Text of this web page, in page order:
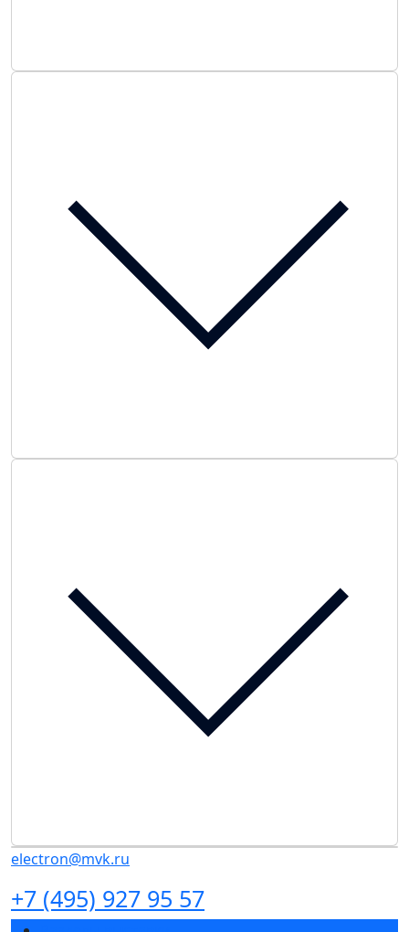
electron@mvk.ru
+7 (495) 927 95 57